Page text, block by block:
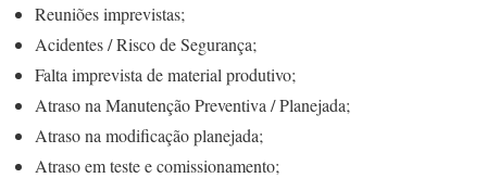
Reuniões imprevistas;
Acidentes / Risco de Segurança;
Falta imprevista de material produtivo;
Atraso na Manutenção Preventiva / Planejada;
Atraso na modificação planejada;
Atraso em teste e comissionamento;